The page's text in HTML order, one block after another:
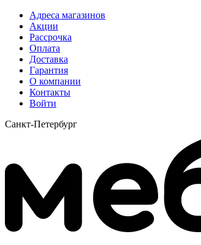
Адреса магазинов
Акции
Рассрочка
Оплата
Доставка
Гарантия
О компании
Контакты
Войти
Санкт-Петербург